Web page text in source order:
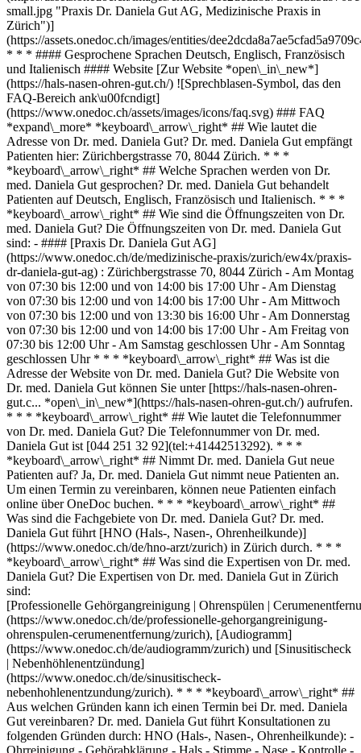
small.jpg "Praxis Dr. Daniela Gut AG, Medizinische Praxis in
Zürich")]
(https://assets.onedoc.ch/images/entities/
* * * #### Gesprochene Sprachen Deutsch, Englisch, Französisch
und Italienisch #### Website [Zur Website *open\_in\_new*]
(https://hals-nasen-ohren-gut.ch/) ![Sprechblasen-Symbol, das den
FAQ-Bereich ank\u00fcndigt]
(https://www.onedoc.ch/assets/images/icons/faq.svg) ### FAQ
*expand\_more* *keyboard\_arrow\_right* ## Wie lautet die
Adresse von Dr. med. Daniela Gut? Dr. med. Daniela Gut empfängt
Patienten hier: Zürichbergstrasse 70, 8044 Zürich. * * *
*keyboard\_arrow\_right* ## Welche Sprachen werden von Dr.
med. Daniela Gut gesprochen? Dr. med. Daniela Gut behandelt
Patienten auf Deutsch, Englisch, Französisch und Italienisch. * * *
*keyboard\_arrow\_right* ## Wie sind die Öffnungszeiten von Dr.
med. Daniela Gut? Die Öffnungszeiten von Dr. med. Daniela Gut
sind: - #### [Praxis Dr. Daniela Gut AG]
(https://www.onedoc.ch/de/medizinische-praxis/zurich/ew4x/praxis-
dr-daniela-gut-ag) : Zürichbergstrasse 70, 8044 Zürich - Am Montag
von 07:30 bis 12:00 und von 14:00 bis 17:00 Uhr - Am Dienstag
von 07:30 bis 12:00 und von 14:00 bis 17:00 Uhr - Am Mittwoch
von 07:30 bis 12:00 und von 13:30 bis 16:00 Uhr - Am Donnerstag
von 07:30 bis 12:00 und von 14:00 bis 17:00 Uhr - Am Freitag von
07:30 bis 12:00 Uhr - Am Samstag geschlossen Uhr - Am Sonntag
geschlossen Uhr * * * *keyboard\_arrow\_right* ## Was ist die
Adresse der Website von Dr. med. Daniela Gut? Die Website von
Dr. med. Daniela Gut können Sie unter [https://hals-nasen-ohren-
gut.c... *open\_in\_new*](https://hals-nasen-ohren-gut.ch/) aufrufen.
* * * *keyboard\_arrow\_right* ## Wie lautet die Telefonnummer
von Dr. med. Daniela Gut? Die Telefonnummer von Dr. med.
Daniela Gut ist [044 251 32 92](tel:+41442513292). * * *
*keyboard\_arrow\_right* ## Nimmt Dr. med. Daniela Gut neue
Patienten auf? Ja, Dr. med. Daniela Gut nimmt neue Patienten an.
Um einen Termin zu vereinbaren, können neue Patienten einfach
online über OneDoc buchen. * * * *keyboard\_arrow\_right* ##
Was sind die Fachgebiete von Dr. med. Daniela Gut? Dr. med.
Daniela Gut führt [HNO (Hals-, Nasen-, Ohrenheilkunde)]
(https://www.onedoc.ch/de/hno-arzt/zurich) in Zürich durch. * * *
*keyboard\_arrow\_right* ## Was sind die Expertisen von Dr. med.
Daniela Gut? Die Expertisen von Dr. med. Daniela Gut in Zürich
sind:
[Professionelle Gehörgangreinigung | Ohrenspülen |
(https://www.onedoc.ch/de/professionelle-gehorgangreinigung-
ohrenspulen-cerumenentfernung/zurich), [Audiogramm]
(https://www.onedoc.ch/de/audiogramm/zurich) und [Sinusitischeck
| Nebenhöhlenentzündung]
(https://www.onedoc.ch/de/sinusitischeck-
nebenhohlenentzundung/zurich). * * * *keyboard\_arrow\_right* ##
Aus welchen Gründen kann ich einen Termin bei Dr. med. Daniela
Gut vereinbaren? Dr. med. Daniela Gut führt Konsultationen zu
folgenden Gründen durch: HNO (Hals-, Nasen-, Ohrenheilkunde): -
Ohrreinigung - Gehörabklärung - Hals - Stimme - Nase - Kontrolle -